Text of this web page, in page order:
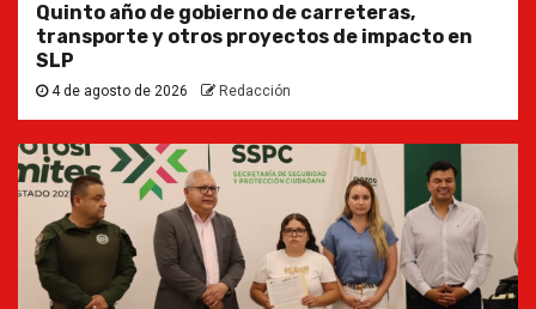
Quinto año de gobierno de carreteras,
transporte y otros proyectos de impacto en
SLP
4 de agosto de 2026 Redacción